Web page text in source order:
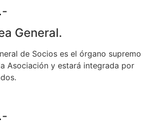
General.
de Socios es el órgano supremo
Asociación y estará integrada por